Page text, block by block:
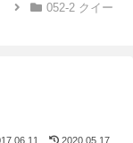
052-2 クイー
2020.05.17